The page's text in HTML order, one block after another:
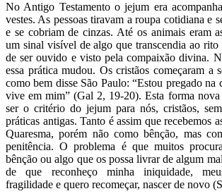
No Antigo Testamento o jejum era
vestes. As pessoas tiravam a roupa cotidiana e
e se cobriam de cinzas. Até os animais eram
um sinal visível de algo que transcendia ao rito
de ser ouvido e visto pela compaixão divina.
essa prática mudou. Os cristãos começaram a
como bem disse São Paulo: “Estou pregado
vive em mim” (Gal 2, 19-20). Esta forma nova
ser o critério do jejum para nós, cristãos,
práticas antigas. Tanto é assim que recebemos
Quaresma, porém não como bênção, mas
penitência. O problema é que muitos
bênção ou algo que os possa livrar de algum
de que reconheço minha iniquidade,
fragilidade e quero recomeçar, nascer de novo